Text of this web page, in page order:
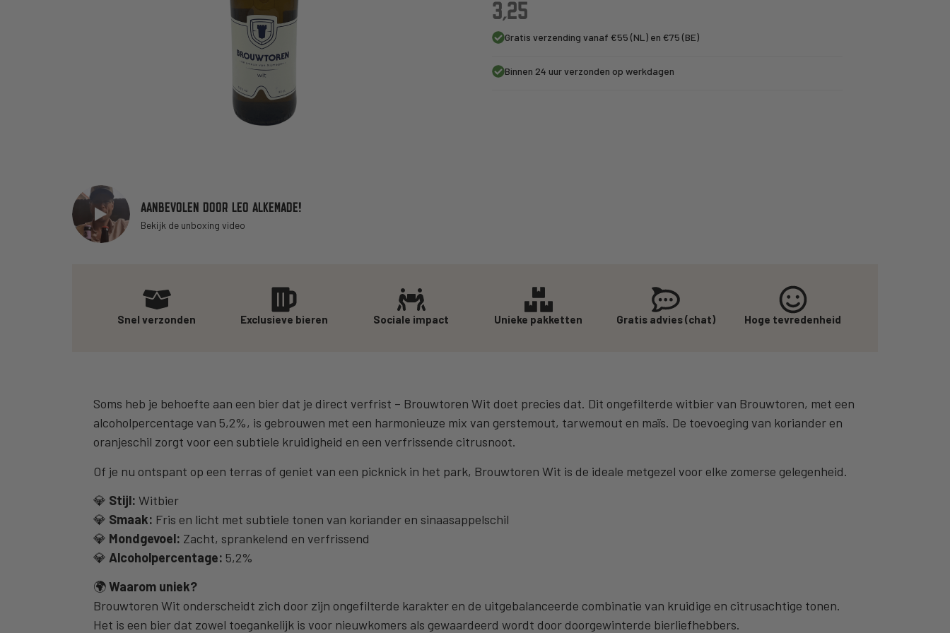
AANBEVOLEN DOOR LEO ALKEMADE!
Bekijk de unboxing video
3,25
Gratis verzending vanaf €55 (NL) en €75 (BE)
Binnen 24 uur verzonden op werkdagen
Snel verzonden Exclusieve bieren Sociale impact Unieke pakketten Gratis advies (chat) Hoge tevredenheid
Soms heb je behoefte aan een bier dat je direct verfrist – Brouwtoren Wit doet precies dat. Dit ongefilterde witbier van Brouwtoren, met een
alcoholpercentage van 5,2%, is gebrouwen met een harmonieuze mix van gerstemout, tarwemout en maïs. De toevoeging van koriander en
oranjeschil zorgt voor een subtiele kruidigheid en een verfrissende citrusnoot.
Of je nu ontspant op een terras of geniet van een picknick in het park, Brouwtoren Wit is de ideale metgezel voor elke zomerse gelegenheid.
💎 Stijl: Witbier
💎 Smaak: Fris en licht met subtiele tonen van koriander en sinaasappelschil
💎 Mondgevoel: Zacht, sprankelend en verfrissend
💎 Alcoholpercentage: 5,2%
🌍Waarom uniek?
Brouwtoren Wit onderscheidt zich door zijn ongefilterde karakter en de uitgebalanceerde combinatie van kruidige en citrusachtige tonen.
Het is een bier dat zowel toegankelijk is voor nieuwkomers als gewaardeerd wordt door doorgewinterde bierliefhebbers.